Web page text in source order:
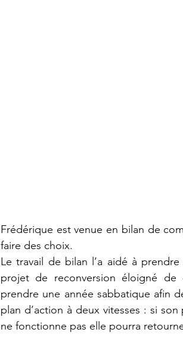
Frédérique est venue en bilan de
faire des choix.
Le travail de bilan l’a aidé à
projet de reconversion éloigné de
prendre une année sabbatique afin
plan d’action à deux vitesses : si
ne fonctionne pas elle pourra